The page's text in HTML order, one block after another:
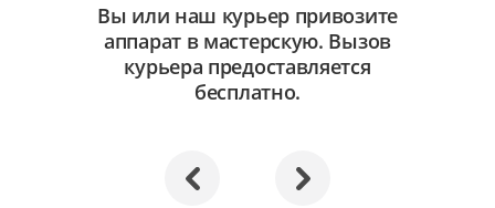
Вы или наш курьер привозите
аппарат в мастерскую. Вызов
курьера предоставляется
бесплатно.